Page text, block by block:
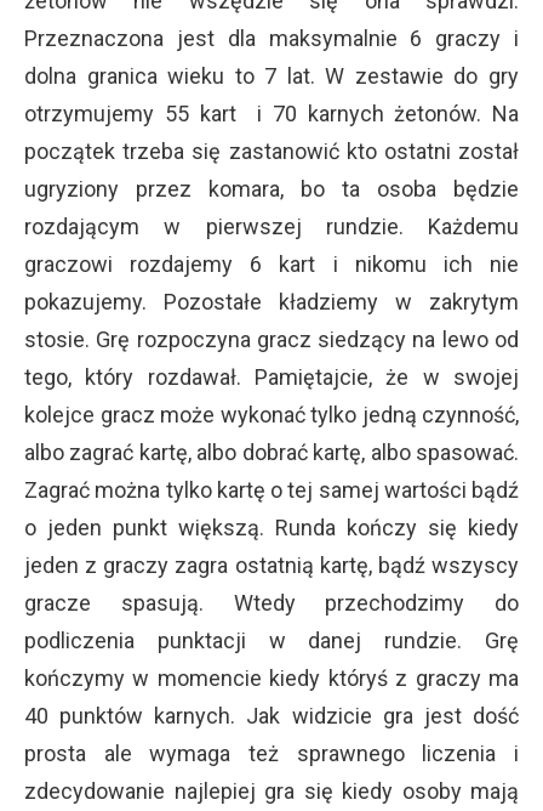
Przeznaczona jest dla maksymalnie 6 graczy i
dolna granica wieku to 7 lat. W zestawie do gry
otrzymujemy 55 kart i 70 karnych żetonów. Na
początek trzeba się zastanowić kto ostatni został
ugryziony przez komara, bo ta osoba będzie
rozdającym w pierwszej rundzie. Każdemu
graczowi rozdajemy 6 kart i nikomu ich nie
pokazujemy. Pozostałe kładziemy w zakrytym
stosie. Grę rozpoczyna gracz siedzący na lewo od
tego, który rozdawał. Pamiętajcie, że w swojej
kolejce gracz może wykonać tylko jedną czynność,
albo zagrać kartę, albo dobrać kartę, albo spasować.
Zagrać można tylko kartę o tej samej wartości bądź
o jeden punkt większą. Runda kończy się kiedy
jeden z graczy zagra ostatnią kartę, bądź wszyscy
gracze spasują. Wtedy przechodzimy do
podliczenia punktacji w danej rundzie. Grę
kończymy w momencie kiedy któryś z graczy ma
40 punktów karnych. Jak widzicie gra jest dość
prosta ale wymaga też sprawnego liczenia i
zdecydowanie najlepiej gra się kiedy osoby mają